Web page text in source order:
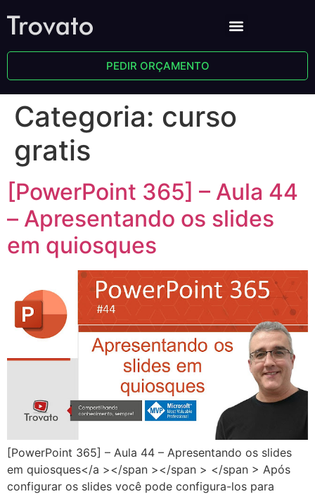
PEDIR ORÇAMENTO
Categoria: curso
gratis
[PowerPoint 365] – Aula 44
– Apresentando os slides
em quiosques
[PowerPoint 365] – Aula 44 – Apresentando os slides
em quiosques</a ></span ></span > </span > Após
configurar os slides você pode configura-los para